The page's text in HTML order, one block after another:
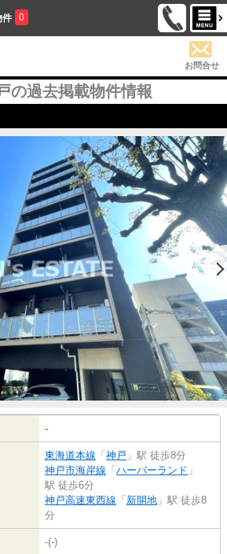
件 0
お問合せ
の過去掲載物件情報
-
東海道本線 「 神戸 」駅 徒歩8分
神戸市海岸線 「 ハーバーランド 」
駅 徒歩6分
神戸高速東西線 「 新開地 」駅 徒歩8
分
-(-)